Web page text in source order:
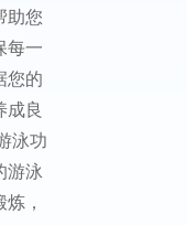
释放
运
扰。
够实
助您
每一
的